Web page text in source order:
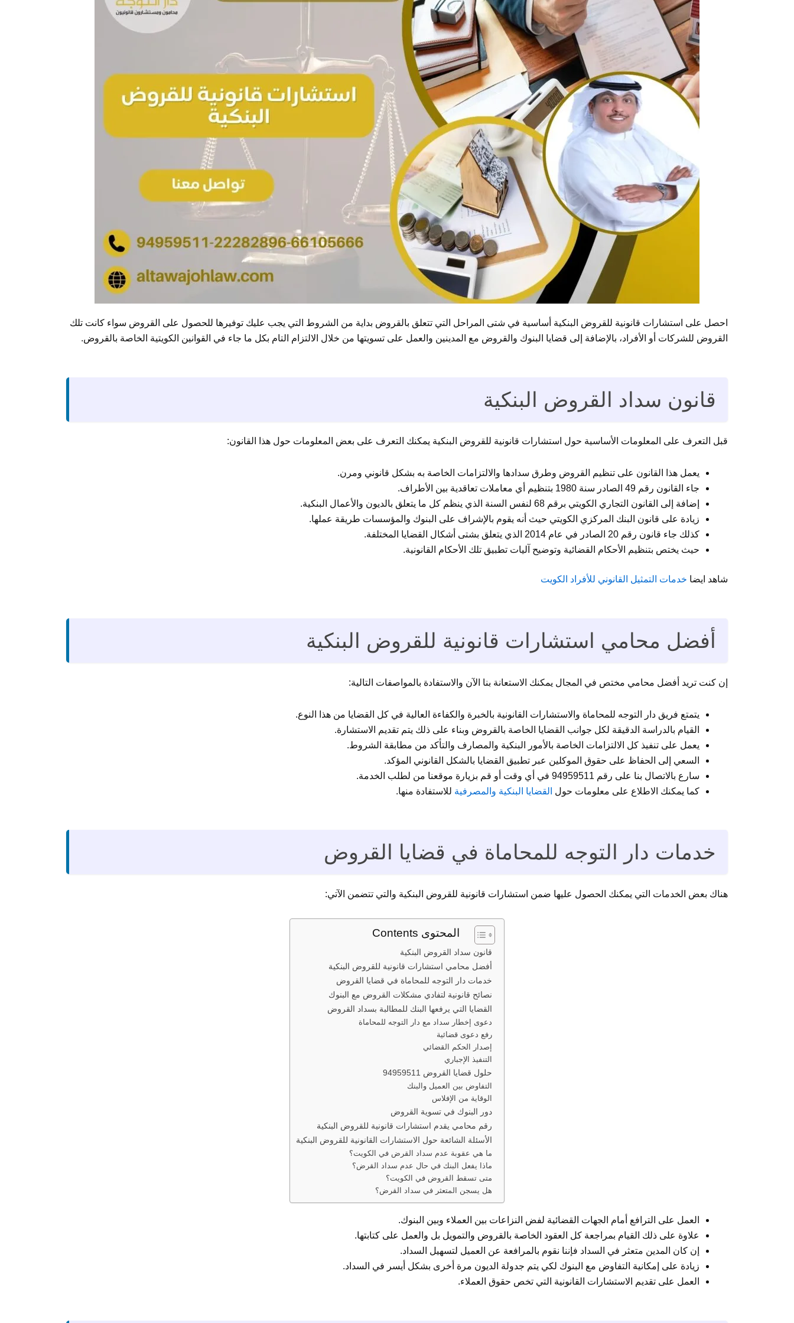
احصل على استشارات قانونية للقروض البنكية أساسية في شتى المراحل التي تتعلق بالقروض بداية من الشروط التي يجب عليك توفيرها للحصول على القروض سواء كانت تلك
القروض للشركات أو الأفراد، بالإضافة إلى قضايا البنوك والقروض مع المدينين والعمل على تسويتها من خلال الالتزام التام بكل ما جاء في القوانين الكويتية الخاصة بالقروض.
قانون سداد القروض البنكية
قبل التعرف على المعلومات الأساسية حول استشارات قانونية للقروض البنكية يمكنك التعرف على بعض المعلومات حول هذا القانون:
يعمل هذا القانون على تنظيم القروض وطرق سدادها والالتزامات الخاصة به بشكل قانوني ومرن.
جاء القانون رقم 49 الصادر سنة 1980 بتنظيم أي معاملات تعاقدية بين الأطراف.
إضافة إلى القانون التجاري الكويتي برقم 68 لنفس السنة الذي ينظم كل ما يتعلق بالديون والأعمال البنكية.
زيادة على قانون البنك المركزي الكويتي حيث أنه يقوم بالإشراف على البنوك والمؤسسات طريقة عملها.
كذلك جاء قانون رقم 20 الصادر في عام 2014 الذي يتعلق بشتى أشكال القضايا المختلفة.
حيث يختص بتنظيم الأحكام القضائية وتوضيح آليات تطبيق تلك الأحكام القانونية.
شاهد ايضا خدمات التمثيل القانوني للأفراد الكويت
أفضل محامي استشارات قانونية للقروض البنكية
إن كنت تريد أفضل محامي مختص في المجال يمكنك الاستعانة بنا الآن والاستفادة بالمواصفات التالية:
يتمتع فريق دار التوجه للمحاماة والاستشارات القانونية بالخبرة والكفاءة العالية في كل القضايا من هذا النوع.
القيام بالدراسة الدقيقة لكل جوانب القضايا الخاصة بالقروض وبناء على ذلك يتم تقديم الاستشارة.
يعمل على تنفيذ كل الالتزامات الخاصة بالأمور البنكية والمصارف والتأكد من مطابقة الشروط.
السعي إلى الحفاظ على حقوق الموكلين عبر تطبيق القضايا بالشكل القانوني المؤكد.
سارع بالاتصال بنا على رقم 94959511 في أي وقت أو قم بزيارة موقعنا من لطلب الخدمة.
كما يمكنك الاطلاع على معلومات حول القضايا البنكية والمصرفية للاستفادة منها.
خدمات دار التوجه للمحاماة في قضايا القروض
هناك بعض الخدمات التي يمكنك الحصول عليها ضمن استشارات قانونية للقروض البنكية والتي تتضمن الآتي:
المحتوى Contents
قانون سداد القروض البنكية
أفضل محامي استشارات قانونية للقروض البنكية
خدمات دار التوجه للمحاماة في قضايا القروض
نصائح قانونية لتفادي مشكلات القروض مع البنوك
القضايا التي يرفعها البنك للمطالبة بسداد القروض
دعوى إخطار سداد مع دار التوجه للمحاماة
رفع دعوى قضائية
إصدار الحكم القضائي
التنفيذ الإجباري
حلول قضايا القروض 94959511
التفاوض بين العميل والبنك
الوقاية من الإفلاس
دور البنوك في تسوية القروض
رقم محامي يقدم استشارات قانونية للقروض البنكية
الأسئلة الشائعة حول الاستشارات القانونية للقروض البنكية
ما هي عقوبة عدم سداد القرض في الكويت؟
ماذا يفعل البنك في حال عدم سداد القرض؟
متى تسقط القروض في الكويت؟
هل يسجن المتعثر في سداد القرض؟
العمل على الترافع أمام الجهات القضائية لفض النزاعات بين العملاء وبين البنوك.
علاوة على ذلك القيام بمراجعة كل العقود الخاصة بالقروض والتمويل بل والعمل على كتابتها.
إن كان المدين متعثر في السداد فإننا نقوم بالمرافعة عن العميل لتسهيل السداد.
زيادة على إمكانية التفاوض مع البنوك لكي يتم جدولة الديون مرة أخرى بشكل أيسر في السداد.
العمل على تقديم الاستشارات القانونية التي تخص حقوق العملاء.